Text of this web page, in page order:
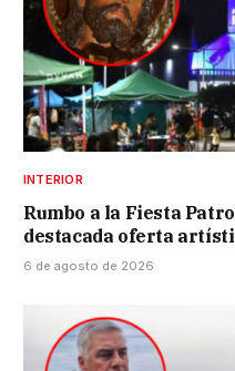
INTERIOR
Rumbo a la Fiesta
destacada oferta
6 de agosto de 2026